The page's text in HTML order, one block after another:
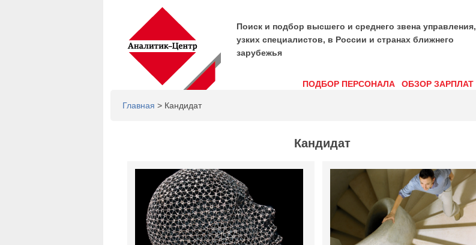
Поиск и подбор высшего и среднего звена управления,
узких специалистов, в России и странах ближнего
зарубежья
ПОДБОР ПЕРСОНАЛА ОБЗОР ЗАРПЛАТ
Главная > Кандидат
Кандидат
Страницы